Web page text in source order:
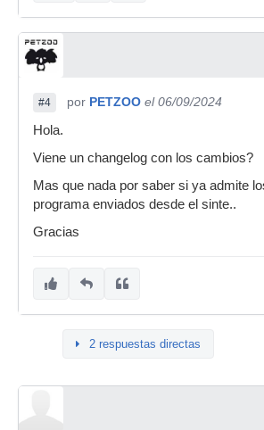
#4 por PETZOO el 06/09/2024
Hola.
Viene un changelog con los cambios?
Mas que nada por saber si ya admite
programa enviados desde el sinte..
Gracias
2 respuestas directas